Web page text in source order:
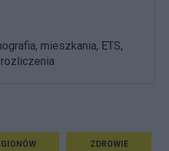
mieszkania, ETS,
ZDROWIE